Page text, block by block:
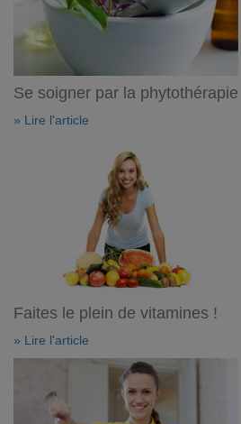
Se soigner par la phytothérapie
» Lire l'article
Faites le plein de vitamines !
» Lire l'article